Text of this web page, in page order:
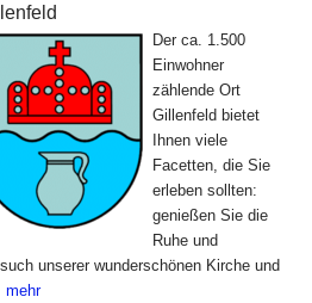
Der ca. 1.500
Einwohner
zählende Ort
Gillenfeld bietet
Ihnen viele
Facetten, die Sie
erleben sollten:
genießen Sie die
Ruhe und
unserer wunderschönen Kirche und
mehr